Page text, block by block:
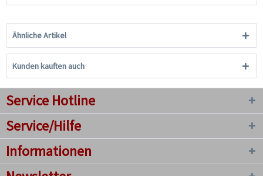
Ähnliche Artikel
Kunden kauften auch
Service Hotline
Service/Hilfe
Informationen